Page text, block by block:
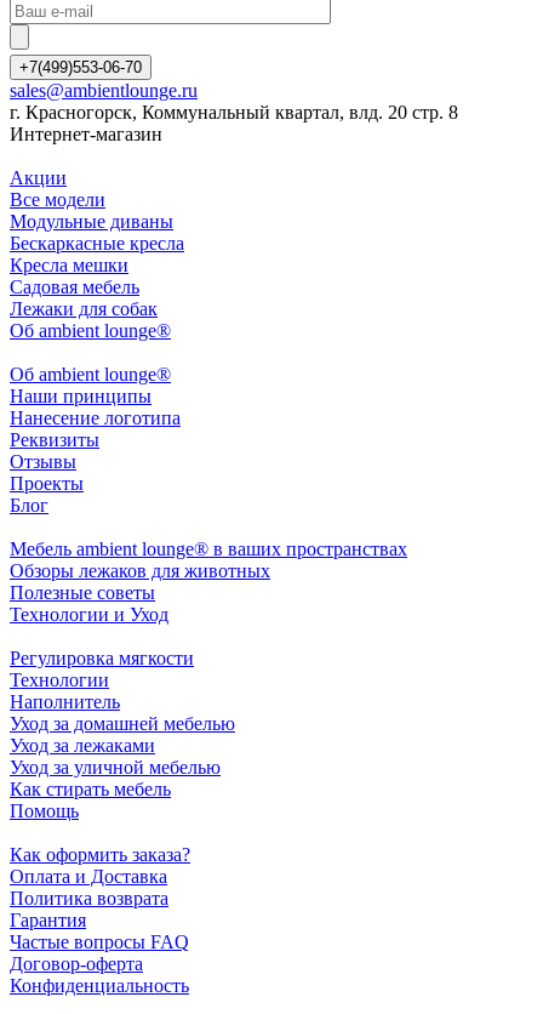
+7(499)553-06-70
sales@ambientlounge.ru
г. Красногорск, Коммунальный квартал, влд. 20 стр. 8
Интернет-магазин
Акции
Все модели
Модульные диваны
Бескаркасные кресла
Кресла мешки
Садовая мебель
Лежаки для собак
Об ambient lounge®
Oб ambient lounge®
Наши принципы
Нанесение логотипа
Реквизиты
Отзывы
Проекты
Блог
Мебель ambient lounge® в ваших пространствах
Обзоры лежаков для животных
Полезные советы
Технологии и Уход
Регулировка мягкости
Технологии
Наполнитель
Уход за домашней мебелью
Уход за лежаками
Уход за уличной мебелью
Как стирать мебель
Помощь
Как оформить заказа?
Оплата и Доставка
Политика возврата
Гарантия
Частые вопросы FAQ
Договор-оферта
Конфиденциальность